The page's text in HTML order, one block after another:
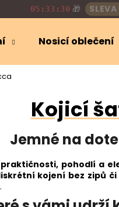
05:33:29 🎁
Nosicí oblečení
Kojicí
Jemné na
praktičnosti, pohodlí a
kojení bez zipů
Co potřebujete